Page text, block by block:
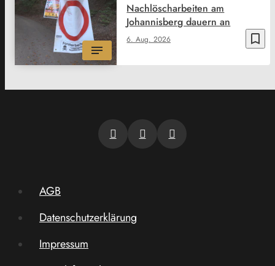
bookmark_border
6. Aug. 2026
Nachlöscharbeiten am
Johannisberg dauern an
AGB
Datenschutzerklärung
Impressum